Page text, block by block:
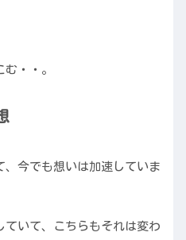
・・。
今でも想いは加速していま
ていて、こちらもそれは変わ